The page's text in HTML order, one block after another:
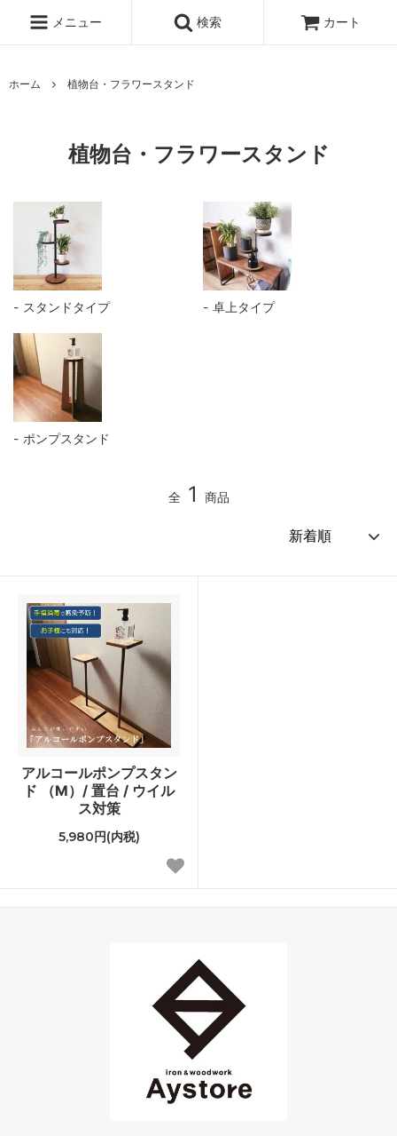
メニュー 検索 カート
ホーム 植物台・フラワースタンド
植物台・フラワースタンド
スタンドタイプ 卓上タイプ
ポンプスタンド
全 1 商品
アルコールポンプスタン
ド （M）/ 置台 / ウイル
ス対策
5,980円(内税)